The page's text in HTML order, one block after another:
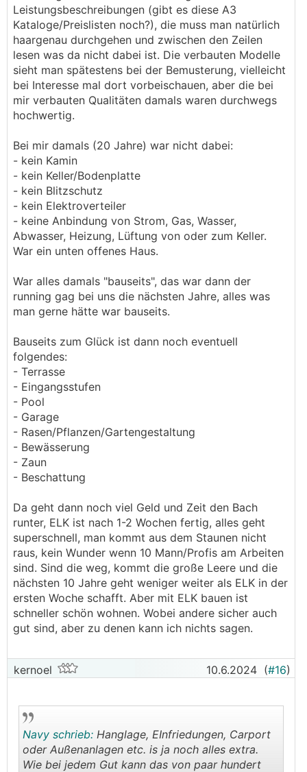
Leistungsbeschreibungen (gibt es diese A3
Kataloge/Preislisten noch?), die muss man natürlich
haargenau durchgehen und zwischen den Zeilen
lesen was da nicht dabei ist. Die verbauten Modelle
sieht man spätestens bei der Bemusterung, vielleicht
bei Interesse mal dort vorbeischauen, aber die bei
mir verbauten Qualitäten damals waren durchwegs
hochwertig.
Bei mir damals (20 Jahre) war nicht dabei:
- kein Kamin
- kein Keller/Bodenplatte
- kein Blitzschutz
- kein Elektroverteiler
- keine Anbindung von Strom, Gas, Wasser,
Abwasser, Heizung, Lüftung von oder zum Keller.
War ein unten offenes Haus.
War alles damals "bauseits", das war dann der
running gag bei uns die nächsten Jahre, alles was
man gerne hätte war bauseits.
Bauseits zum Glück ist dann noch eventuell
folgendes:
- Terrasse
- Eingangsstufen
- Pool
- Garage
- Rasen/Pflanzen/Gartengestaltung
- Bewässerung
- Zaun
- Beschattung
Da geht dann noch viel Geld und Zeit den Bach
runter, ELK ist nach 1-2 Wochen fertig, alles geht
superschnell, man kommt aus dem Staunen nicht
raus, kein Wunder wenn 10 Mann/Profis am Arbeiten
sind. Sind die weg, kommt die große Leere und die
nächsten 10 Jahre geht weniger weiter als ELK in der
ersten Woche schafft. Aber mit ELK bauen ist
schneller schön wohnen. Wobei andere sicher auch
gut sind, aber zu denen kann ich nichts sagen.
kernoel 10.6.2024 (#16)
Navy schrieb: Hanglage, EInfriedungen, Carport
oder Außenanlagen etc. is ja noch alles extra.
Wie bei jedem Gut kann das von paar hundert